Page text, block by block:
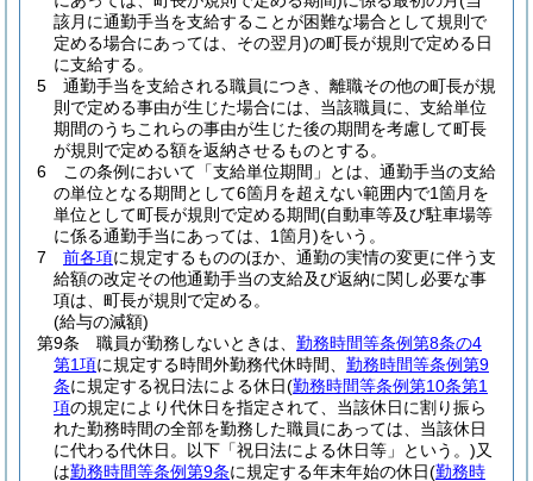
該月に通勤手当を支給することが困難な場合として規則で
定める場合にあっては、その翌月)の町長が規則で定める日
に支給する。
5
通勤手当を支給される職員につき、離職その他の町長が規
則で定める事由が生じた場合には、当該職員に、支給単位
期間のうちこれらの事由が生じた後の期間を考慮して町長
が規則で定める額を返納させるものとする。
6
この条例において「支給単位期間」とは、通勤手当の支給
の単位となる期間として6箇月を超えない範囲内で1箇月を
単位として町長が規則で定める期間(自動車等及び駐車場等
に係る通勤手当にあっては、1箇月)をいう。
7
前各項に規定するもののほか、通勤の実情の変更に伴う支
給額の改定その他通勤手当の支給及び返納に関し必要な事
項は、町長が規則で定める。
(給与の減額)
第9条
職員が勤務しないときは、 勤務時間等条例第8条の4
第1項に規定する時間外勤務代休時間、 勤務時間等条例第9
条に規定する祝日法による休日(勤務時間等条例第10条第1
項の規定により代休日を指定されて、当該休日に割り振ら
れた勤務時間の全部を勤務した職員にあっては、当該休日
に代わる代休日。以下「祝日法による休日等」という。)又
は勤務時間等条例第9条に規定する年末年始の休日(勤務時